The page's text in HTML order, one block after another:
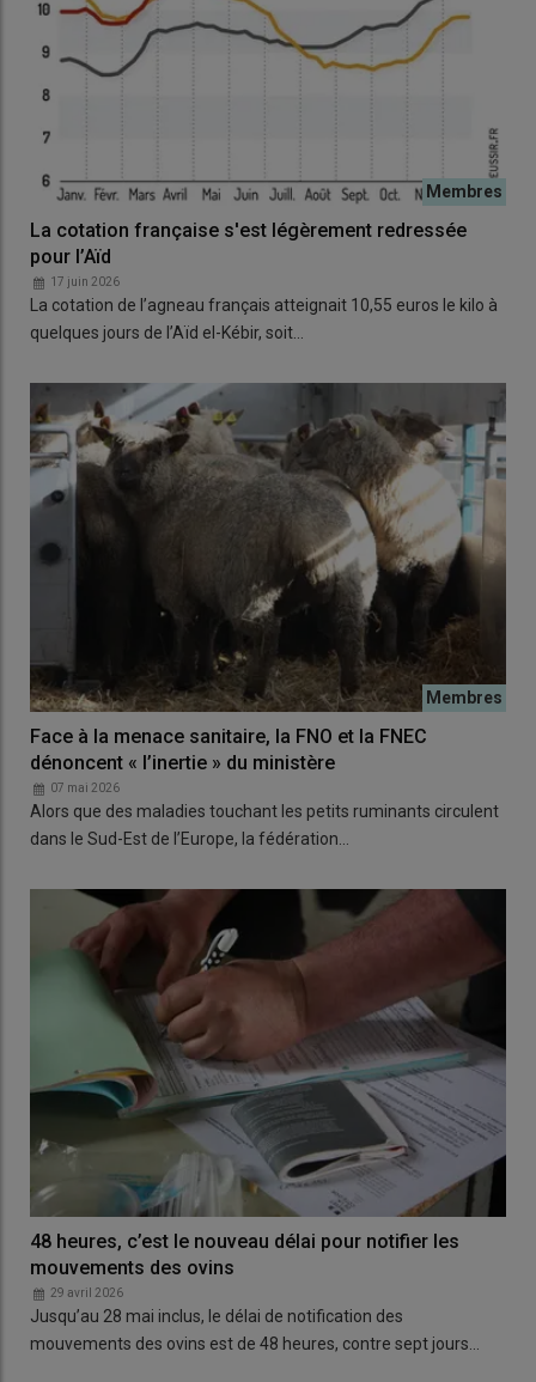
La cotation française s'est légèrement redressée
pour l’Aïd
17 juin 2026
La cotation de l’agneau français atteignait 10,55 euros le kilo à
quelques jours de l’Aïd el-Kébir, soit…
Face à la menace sanitaire, la FNO et la FNEC
dénoncent « l’inertie » du ministère
07 mai 2026
Alors que des maladies touchant les petits ruminants circulent
dans le Sud-Est de l’Europe, la fédération…
48 heures, c’est le nouveau délai pour notifier les
mouvements des ovins
29 avril 2026
Jusqu’au 28 mai inclus, le délai de notification des
mouvements des ovins est de 48 heures, contre sept jours…